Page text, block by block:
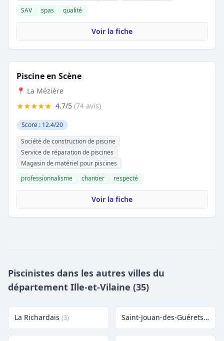
SAV
spas qualité
Voir la fiche
Piscine en Scène
📍 La Mézière
★★★★★ 4.7/5 (74 avis)
Score : 12.4/20
Société de construction de piscine
Service de réparation de piscines
Magasin de matériel pour piscines
professionnalisme
chantier respecté
Voir la fiche
Piscinistes dans les autres villes du
département Ille-et-Vilaine (35)
La Richardais (3) Saint-Jouan-des-Guérets
(3)